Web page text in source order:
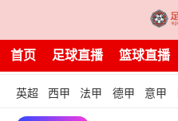
首页 足球直播 篮球直播
英超 西甲 法甲 德甲 意甲